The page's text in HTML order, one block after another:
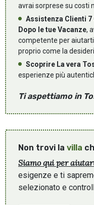
avrai sorprese su costi
Assistenza Clienti 7
Dopo le tue Vacanze,
competente per
proprio come la desideri.
Scoprire La vera
esperienze più
Ti aspettiamo in
Non trovi la villa
Siamo qui per
esigenze e ti
selezionato e